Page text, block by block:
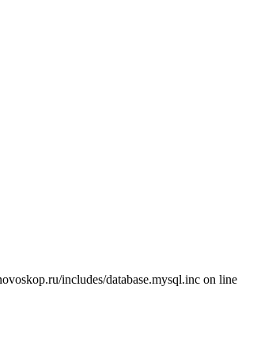
includes/database.mysql.inc on line